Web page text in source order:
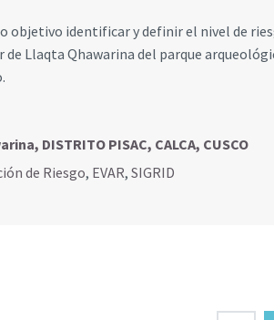
objetivo identificar y definir el nivel de
de Llaqta Qhawarina del parque
DISTRITO PISAC, CALCA, CUSCO
de Riesgo, EVAR, SIGRID